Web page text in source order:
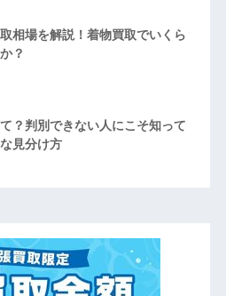
相場を解説！着物買取でいくら
？
？判別できない人にこそ知って
見分け方